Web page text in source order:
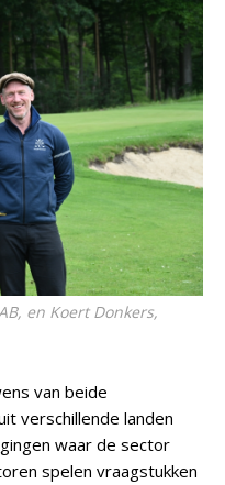
en Koert Donkers,
van beide
verschillende landen
waar de sector
spelen vraagstukken